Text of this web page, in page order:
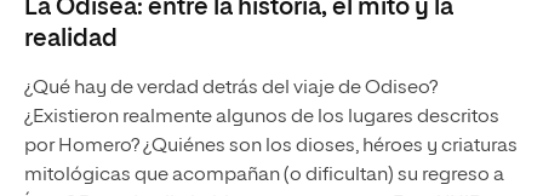
La Odisea: entre la historia, el mito y la
realidad
¿Qué hay de verdad detrás del viaje de Odiseo?
¿Existieron realmente algunos de los lugares descritos
por Homero? ¿Quiénes son los dioses, héroes y criaturas
mitológicas que acompañan (o dificultan) su regreso a